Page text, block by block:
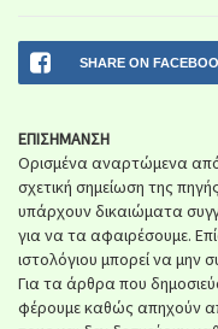
SHARE ON
ΕΠΙΣΗΜΑΝΣΗ
Ορισμένα αναρτώμενα από
σχετική σημείωση της
υπάρχουν δικαιώματα
για να τα αφαιρέσουμε.
ιστολόγιου μπορεί να μην
Για τα άρθρα που
φέρουμε καθώς απηχούν